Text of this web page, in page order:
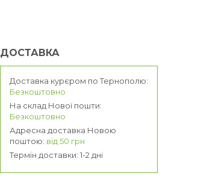
ДОСТАВКА
Доставка курєром по Тернополю:
Безкоштовно
На склад Нової пошти:
Безкоштовно
Адресна доставка Новою
поштою: від 50 грн
Термін доставки: 1-2 дні